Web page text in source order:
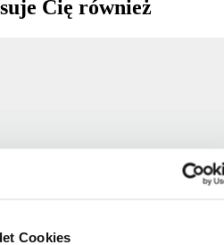
Cookies
Cię również